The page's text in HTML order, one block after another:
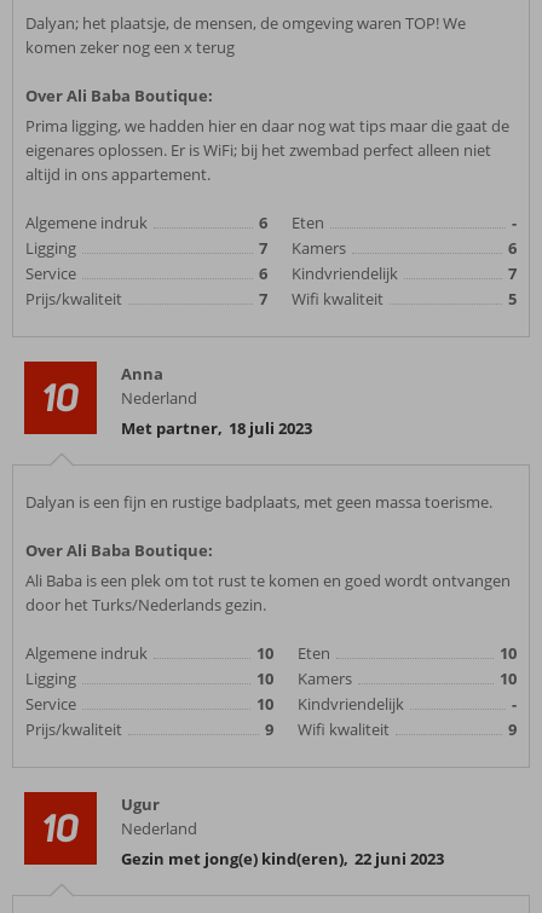
Dalyan; het plaatsje, de mensen, de omgeving waren TOP! We
komen zeker nog een x terug
Over Ali Baba Boutique:
Prima ligging, we hadden hier en daar nog wat tips maar die gaat de
eigenares oplossen. Er is WiFi; bij het zwembad perfect alleen niet
altijd in ons appartement.
Algemene indruk
6
Ligging
7
Service
6
Prijs/kwaliteit
7
Eten
-
Kamers
6
Kindvriendelijk
7
Wifi kwaliteit
5
10
Anna
Nederland
Met partner, 18 juli 2023
Dalyan is een fijn en rustige badplaats, met geen massa toerisme.
Over Ali Baba Boutique:
Ali Baba is een plek om tot rust te komen en goed wordt ontvangen
door het Turks/Nederlands gezin.
Algemene indruk
10
Ligging
10
Service
10
Prijs/kwaliteit
9
Eten
10
Kamers
10
Kindvriendelijk
-
Wifi kwaliteit
9
10
Ugur
Nederland
Gezin met jong(e) kind(eren), 22 juni 2023